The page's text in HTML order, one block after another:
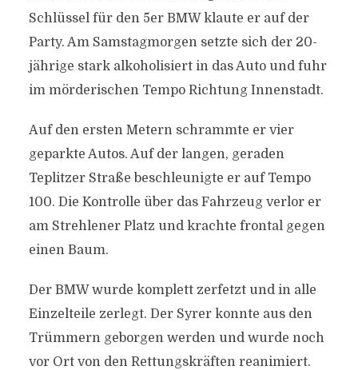
Schlüssel für den 5er BMW klaute er auf der
Party. Am Samstagmorgen setzte sich der 20-
jährige stark alkoholisiert in das Auto und fuhr
im mörderischen Tempo Richtung Innenstadt.
Auf den ersten Metern schrammte er vier
geparkte Autos. Auf der langen, geraden
Teplitzer Straße beschleunigte er auf Tempo
100. Die Kontrolle über das Fahrzeug verlor er
am Strehlener Platz und krachte frontal gegen
einen Baum.
Der BMW wurde komplett zerfetzt und in alle
Einzelteile zerlegt. Der Syrer konnte aus den
Trümmern geborgen werden und wurde noch
vor Ort von den Rettungskräften reanimiert.